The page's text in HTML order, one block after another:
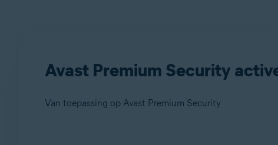
Avast Premium Security
Van toepassing op Avast Premium Security